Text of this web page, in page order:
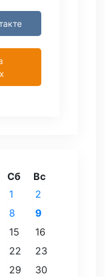
Сб Вс
1
2
8
9
15
16
22
23
29
30